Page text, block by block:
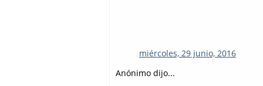
miércoles, 29 junio, 2016
Anónimo dijo...